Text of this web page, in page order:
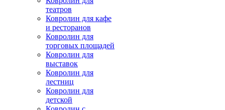
театров
Ковролин для кафе
и ресторанов
Ковролин для
торговых площадей
Ковролин для
выставок
Ковролин для
лестниц
Ковролин для
детской